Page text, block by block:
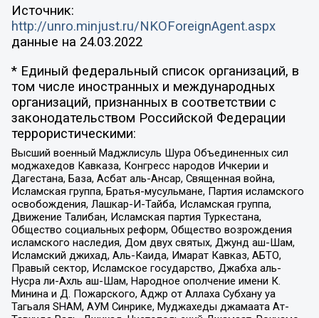
Источник:
http://unro.minjust.ru/NKOForeignAgent.aspx
данные на 24.03.2022
* Единый федеральный список организаций, в
том числе иностранных и международных
организаций, признанных в соответствии с
законодательством Российской Федерации
террористическими:
Высший военный Маджлисуль Шура Объединенных сил
моджахедов Кавказа, Конгресс народов Ичкерии и
Дагестана, База, Асбат аль-Ансар, Священная война,
Исламская группа, Братья-мусульмане, Партия исламского
освобождения, Лашкар-И-Тайба, Исламская группа,
Движение Талибан, Исламская партия Туркестана,
Общество социальных реформ, Общество возрождения
исламского наследия, Дом двух святых, Джунд аш-Шам,
Исламский джихад, Аль-Каида, Имарат Кавказ, АБТО,
Правый сектор, Исламское государство, Джабха аль-
Нусра ли-Ахль аш-Шам, Народное ополчение имени К.
Минина и Д. Пожарского, Аджр от Аллаха Субхану уа
Тагьаля SHAM, АУМ Синрике, Муджахеды джамаата Ат-